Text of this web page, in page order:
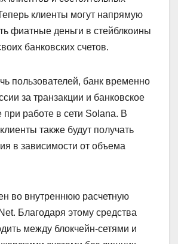
клиенты могут напрямую
фиатные деньги в стейблкоины
банковских счетов.
пользователей, банк временно
за транзакции и банковское
работе в сети Solana. В
также будут получать
в зависимости от объема
во внутреннюю расчетную
Благодаря этому средства
между блокчейн-сетями и